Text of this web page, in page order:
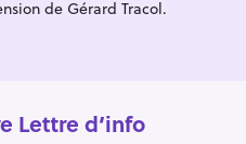
de Gérard Tracol.
Lettre d’info